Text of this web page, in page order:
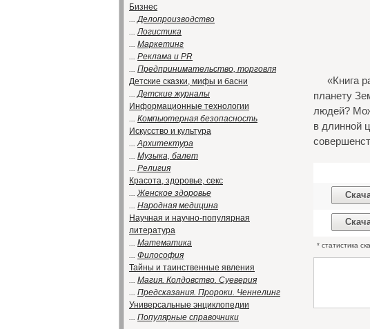
Бизнес
...Делопроизводство
...Логистика
... Маркетинг
... Реклама и PR
... Предпринимательство, торговля
Детские сказки, мифы и басни
...Детские журналы
Информационные технологии
... Компьютерная безопасность
Искусство и культура
...Архитектура
... Музыка, балет
... Религия
Красота, здоровье, секс
...Женское здоровье
... Народная медицина
Научная и научно-популярная
литература
... Математика
... Философия
Тайны и таинственные явления
... Магия. Колдовство. Суеверия
... Предсказания. Пророки. Ченнелинг
Универсальные энциклопедии
... Популярные справочники
«Книга
планету
людей?
в длинной
* статистика